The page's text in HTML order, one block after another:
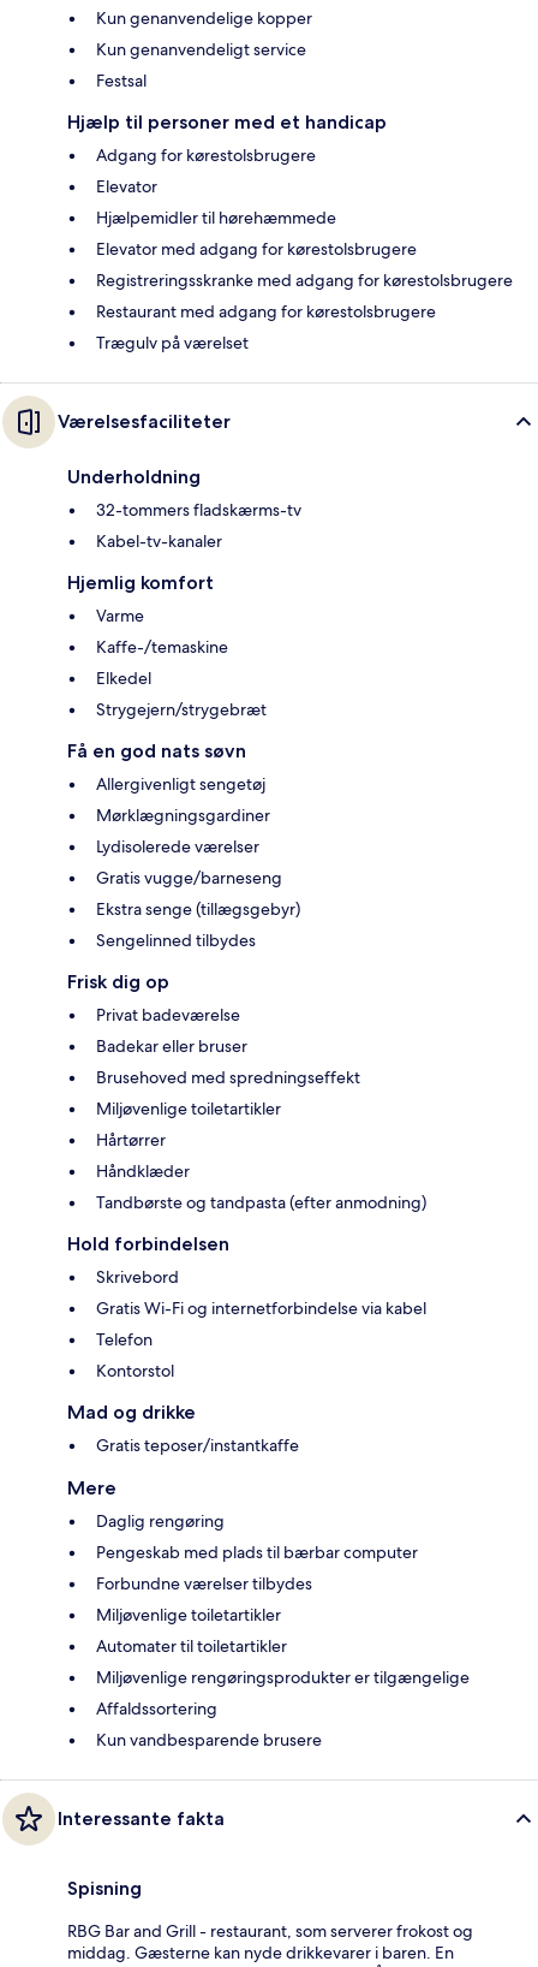
Kun genanvendelige kopper
Kun genanvendeligt service
Festsal
Hjælp til personer med et handicap
Adgang for kørestolsbrugere
Elevator
Hjælpemidler til hørehæmmede
Elevator med adgang for kørestolsbrugere
Registreringsskranke med adgang for kørestolsbrugere
Restaurant med adgang for kørestolsbrugere
Trægulv på værelset
Værelsesfaciliteter
Underholdning
32-tommers fladskærms-tv
Kabel-tv-kanaler
Hjemlig komfort
Varme
Kaffe-/temaskine
Elkedel
Strygejern/strygebræt
Få en god nats søvn
Allergivenligt sengetøj
Mørklægningsgardiner
Lydisolerede værelser
Gratis vugge/barneseng
Ekstra senge (tillægsgebyr)
Sengelinned tilbydes
Frisk dig op
Privat badeværelse
Badekar eller bruser
Brusehoved med spredningseffekt
Miljøvenlige toiletartikler
Hårtørrer
Håndklæder
Tandbørste og tandpasta (efter anmodning)
Hold forbindelsen
Skrivebord
Gratis Wi-Fi og internetforbindelse via kabel
Telefon
Kontorstol
Mad og drikke
Gratis teposer/instantkaffe
Mere
Daglig rengøring
Pengeskab med plads til bærbar computer
Forbundne værelser tilbydes
Miljøvenlige toiletartikler
Automater til toiletartikler
Miljøvenlige rengøringsprodukter er tilgængelige
Affaldssortering
Kun vandbesparende brusere
Interessante fakta
Spisning
RBG Bar and Grill - restaurant, som serverer frokost og
middag. Gæsterne kan nyde drikkevarer i baren. En